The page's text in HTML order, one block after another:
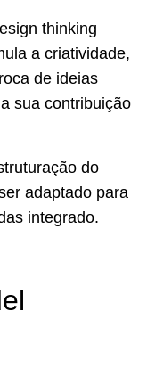
thinking
a criatividade,
de ideias
sua contribuição
do
adaptado para
integrado.